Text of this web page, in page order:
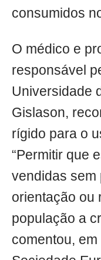
consumidos
O médico e
responsável
Universidade
Gislason,
rígido para o
“Permitir que
vendidas sem
orientação ou
população a
comentou,